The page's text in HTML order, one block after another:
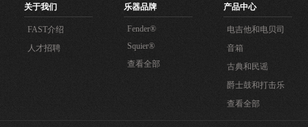
关于我们
FAST介绍
人才招聘
乐器品牌
Fender®
Squier®
查看全部
产品中心
电吉他和电贝司
音箱
古典和民谣
爵士鼓和打击乐
查看全部